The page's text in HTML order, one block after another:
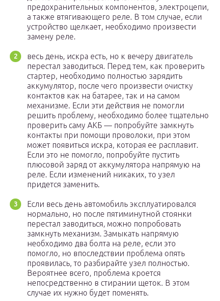
предохранительных компонентов, электроцепи,
а также втягивающего реле. В том случае, если
устройство щелкает, необходимо произвести
замену реле.
весь день, искра есть, но к вечеру двигатель
перестал заводиться. Перед тем, как проверить
стартер, необходимо полностью зарядить
аккумулятор, после чего произвести очистку
контактов как на батарее, так и на самом
механизме. Если эти действия не помогли
решить проблему, необходимо более тщательно
проверить саму АКБ — попробуйте замкнуть
контакты при помощи проволоки, при этом
может появиться искра, которая ее расплавит.
Если это не помогло, попробуйте пустить
плюсовой заряд от аккумулятора напрямую на
реле. Если изменений никаких, то узел
придется заменить.
Если весь день автомобиль эксплуатировался
нормально, но после пятиминутной стоянки
перестал заводиться, можно попробовать
замкнуть механизм. Замыкать напрямую
необходимо два болта на реле, если это
помогло, но впоследствии проблема опять
проявилась, то разбирайте узел полностью.
Вероятнее всего, проблема кроется
непосредственно в стирании щеток. В этом
случае их нужно будет поменять.